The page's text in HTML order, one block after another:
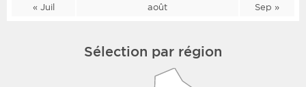
« Juil août Sep »
Sélection par région